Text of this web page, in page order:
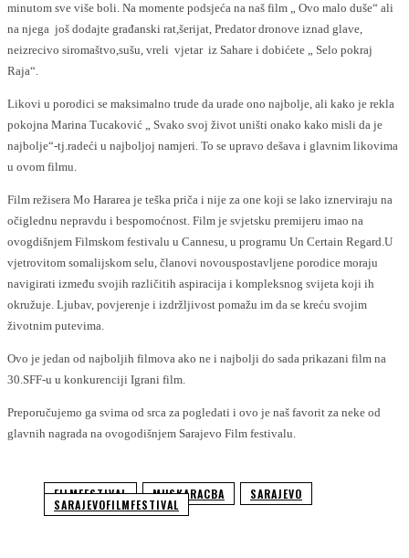
minutom sve više boli. Na momente podsjeća na naš film „ Ovo malo duše“ ali
na njega još dodajte građanski rat,šerijat, Predator dronove iznad glave,
neizrecivo siromaštvo,sušu, vreli vjetar iz Sahare i dobićete „ Selo pokraj
Raja“.
Likovi u porodici se maksimalno trude da urade ono najbolje, ali kako je rekla
pokojna Marina Tucaković „ Svako svoj život uništi onako kako misli da je
najbolje“-tj.radeći u najboljoj namjeri. To se upravo dešava i glavnim likovima
u ovom filmu.
Film režisera Mo Hararea je teška priča i nije za one koji se lako iznerviraju na
očiglednu nepravdu i bespomoćnost. Film je svjetsku premijeru imao na
ovogdišnjem Filmskom festivalu u Cannesu, u programu Un Certain Regard.U
vjetrovitom somalijskom selu, članovi novouspostavljene porodice moraju
navigirati između svojih različitih aspiracija i kompleksnog svijeta koji ih
okružuje. Ljubav, povjerenje i izdržljivost pomažu im da se kreću svojim
životnim putevima.
Ovo je jedan od najboljih filmova ako ne i najbolji do sada prikazani film na
30.SFF-u u konkurenciji Igrani film.
Preporučujemo ga svima od srca za pogledati i ovo je naš favorit za neke od
glavnih nagrada na ovogodišnjem Sarajevo Film festivalu.
FILMFESTIVAL MUSKARACBA SARAJEVO
SARAJEVOFILMFESTIVAL